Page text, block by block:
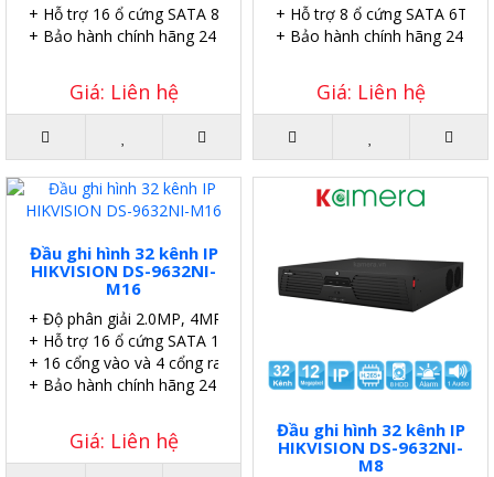
+ Hỗ trợ 16 ổ cứng SATA 8TB.
+ Bảo hành chính hãng 24 tháng.
Giá: Liên hệ
+ Hỗ trợ 8 ổ cứng SATA 6TB.
+ Bảo hành chính hãng 24
Giá: Liên hệ
Đầu ghi hình 32 kênh IP
HIKVISION DS-9632NI-
M16
+ Độ phân giải 2.0MP, 4MP, 32MP.
+ Hỗ trợ 16 ổ cứng SATA 16TB.
+ 16 cổng vào và 4 cổng ra báo động.
+ Bảo hành chính hãng 24 tháng.
Giá: Liên hệ
Đầu ghi hình 32 kênh IP
HIKVISION DS-9632NI-
M8